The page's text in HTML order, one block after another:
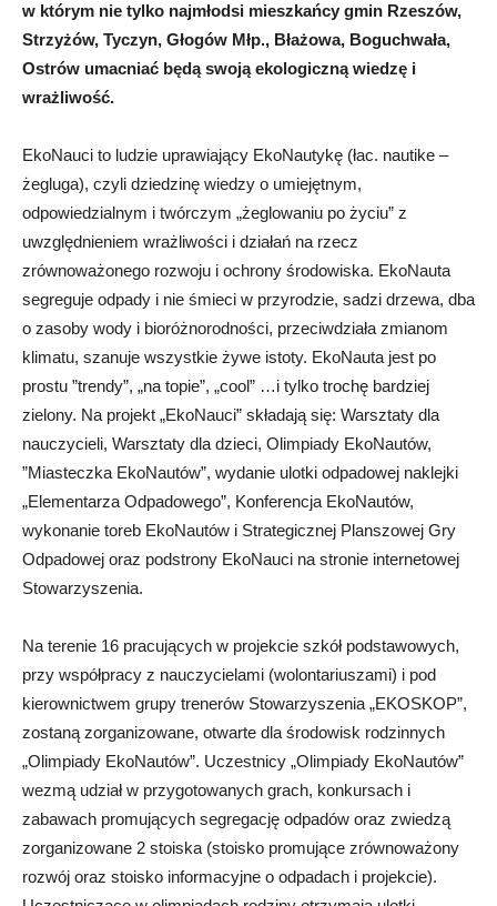
w którym nie tylko najmłodsi mieszkańcy gmin Rzeszów,
Strzyżów, Tyczyn, Głogów Młp., Błażowa, Boguchwała,
Ostrów umacniać będą swoją ekologiczną wiedzę i
wrażliwość.
EkoNauci to ludzie uprawiający EkoNautykę (łac. nautike –
żegluga), czyli dziedzinę wiedzy o umiejętnym,
odpowiedzialnym i twórczym „żeglowaniu po życiu” z
uwzględnieniem wrażliwości i działań na rzecz
zrównoważonego rozwoju i ochrony środowiska. EkoNauta
segreguje odpady i nie śmieci w przyrodzie, sadzi drzewa, dba
o zasoby wody i bioróżnorodności, przeciwdziała zmianom
klimatu, szanuje wszystkie żywe istoty. EkoNauta jest po
prostu ”trendy”, „na topie”, „cool” …i tylko trochę bardziej
zielony. Na projekt „EkoNauci” składają się: Warsztaty dla
nauczycieli, Warsztaty dla dzieci, Olimpiady EkoNautów,
”Miasteczka EkoNautów”, wydanie ulotki odpadowej naklejki
„Elementarza Odpadowego”, Konferencja EkoNautów,
wykonanie toreb EkoNautów i Strategicznej Planszowej Gry
Odpadowej oraz podstrony EkoNauci na stronie internetowej
Stowarzyszenia.
Na terenie 16 pracujących w projekcie szkół podstawowych,
przy współpracy z nauczycielami (wolontariuszami) i pod
kierownictwem grupy trenerów Stowarzyszenia „EKOSKOP”,
zostaną zorganizowane, otwarte dla środowisk rodzinnych
„Olimpiady EkoNautów”. Uczestnicy „Olimpiady EkoNautów”
wezmą udział w przygotowanych grach, konkursach i
zabawach promujących segregację odpadów oraz zwiedzą
zorganizowane 2 stoiska (stoisko promujące zrównoważony
rozwój oraz stoisko informacyjne o odpadach i projekcie).